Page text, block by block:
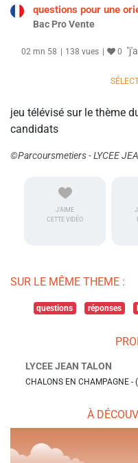
questions pour une
Bac Pro Vente
02 mn 58 138 vues 0
jeu télévisé sur le thème
candidats
©Parcoursmetiers - LYCEE
J'AIME
CETTE VIDÉO
SUR LE MÊME THEME :
questions réponses
LYCEE JEAN TALON
CHALONS EN CHAMPAGNE -
À